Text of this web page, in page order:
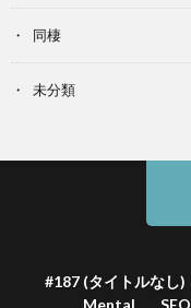
同棲
未分類
#187 (タイトルなし)
Mental
SEO